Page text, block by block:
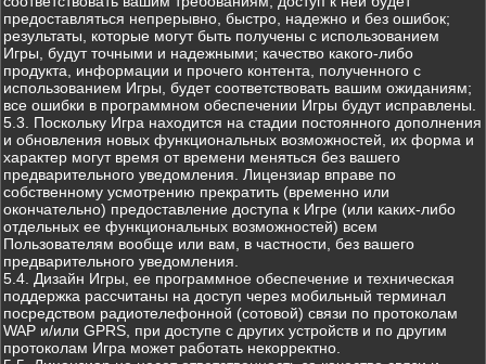
предоставляться непрерывно, быстро, надежно и без ошибок;
результаты, которые могут быть получены с использованием
Игры, будут точными и надежными; качество какого-либо
продукта, информации и прочего контента, полученного с
использованием Игры, будет соответствовать вашим ожиданиям;
все ошибки в программном обеспечении Игры будут исправлены.
5.3. Поскольку Игра находится на стадии постоянного дополнения
и обновления новых функциональных возможностей, их форма и
характер могут время от времени меняться без вашего
предварительного уведомления. Лицензиар вправе по
собственному усмотрению прекратить (временно или
окончательно) предоставление доступа к Игре (или каких-либо
отдельных ее функциональных возможностей) всем
Пользователям вообще или вам, в частности, без вашего
предварительного уведомления.
5.4. Дизайн Игры, ее программное обеспечение и техническая
поддержка рассчитаны на доступ через мобильный терминал
посредством радиотелефонной (сотовой) связи по протоколам
WAP и/или GPRS, при доступе с других устройств и по другим
протоколам Игра может работать некорректно.